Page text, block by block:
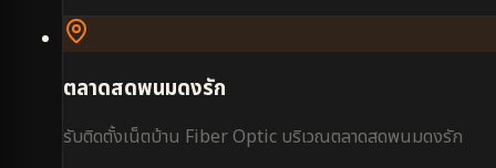
ตลาดสดพนมดงรัก
รับติดตั้งเน็ตบ้าน Fiber Optic บริเวณตลาดสดพนมดงรัก